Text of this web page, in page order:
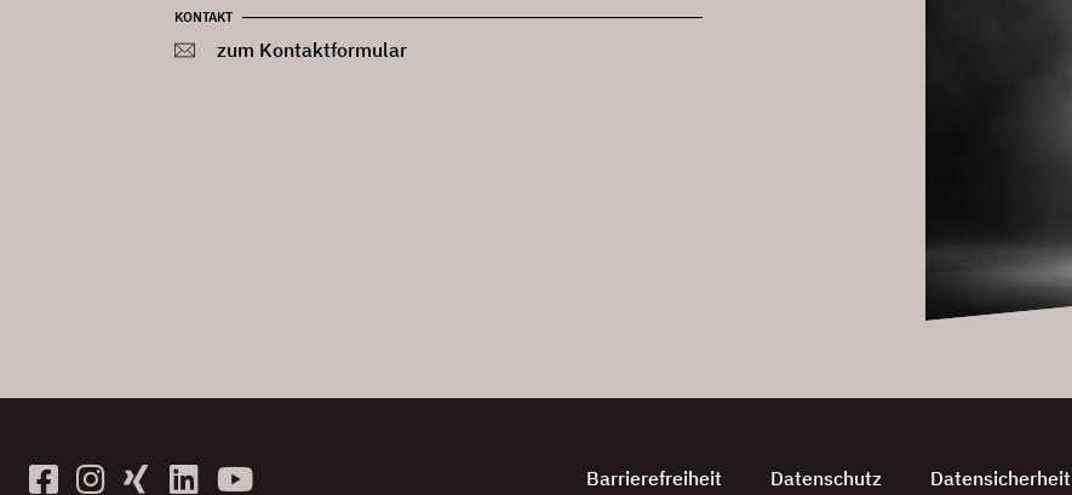
KONTAKT
zum Kontaktformular
Barrierefreiheit Datenschutz Datensicherheit